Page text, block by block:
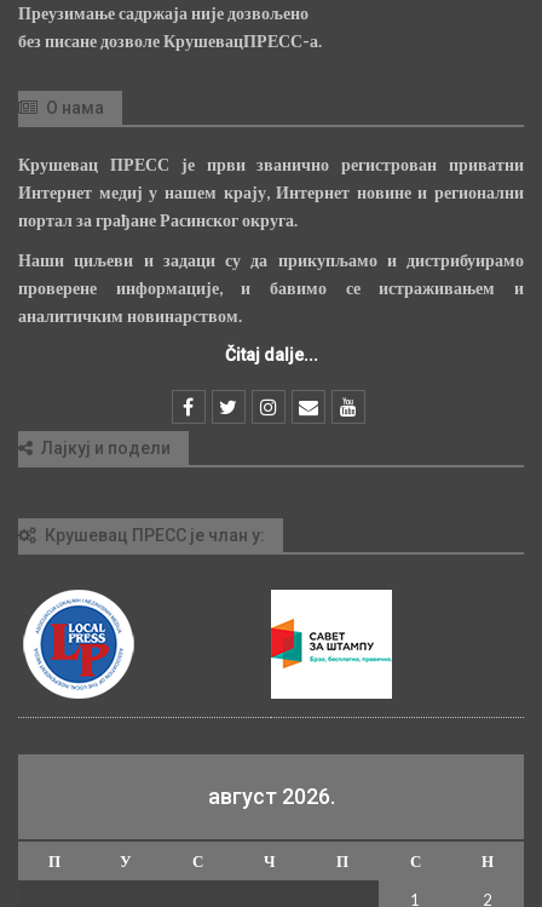
Преузимање садржаја није дозвољено
без писане дозволе КрушевацПРЕСС-а.
О нама
Крушевац ПРЕСС је први званично регистрован приватни
Интернет медиј у нашем крају, Интернет новине и регионални
портал за грађане Расинског округа.
Наши циљеви и задаци су да прикупљамо и дистрибуирамо
проверене информације, и бавимо се истраживањем и
аналитичким новинарством.
Čitaj dalje...
Лајкуј и подели
Крушевац ПРЕСС је члан у:
август 2026.
П У С Ч П С
Н
1
2